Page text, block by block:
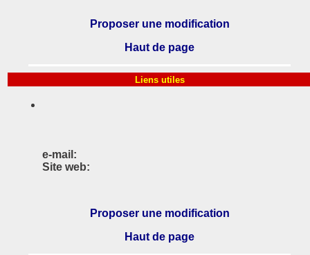
Proposer une modification
Haut de page
Liens utiles
e-mail:
Site web:
Proposer une modification
Haut de page